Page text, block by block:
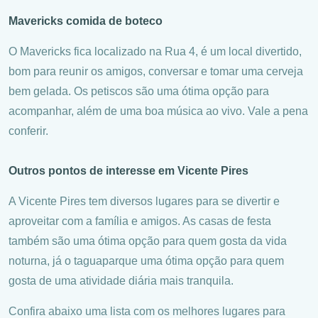
Mavericks comida de boteco
O Mavericks fica localizado na Rua 4, é um local divertido,
bom para reunir os amigos, conversar e tomar uma cerveja
bem gelada. Os petiscos são uma ótima opção para
acompanhar, além de uma boa música ao vivo. Vale a pena
conferir.
Outros pontos de interesse em Vicente Pires
A Vicente Pires tem diversos lugares para se divertir e
aproveitar com a família e amigos. As casas de festa
também são uma ótima opção para quem gosta da vida
noturna, já o taguaparque uma ótima opção para quem
gosta de uma atividade diária mais tranquila.
Confira abaixo uma lista com os melhores lugares para